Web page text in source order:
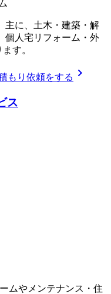
主に、土木・建築・解
個人宅リフォーム・外
す。
もり依頼をする chevron_right
ス
ムやメンテナンス・住